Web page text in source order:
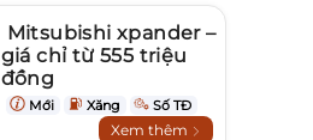
Mitsubishi xpander –
giá chỉ từ 555 triệu
đồng
Mới Xăng Số TĐ
Xem thêm